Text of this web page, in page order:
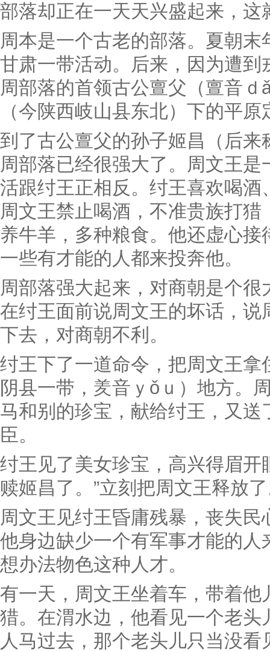
部落却正在一天天兴盛起来，这
周本是一个古老的部落。夏朝
甘肃一带活动。后来，因为遭
周部落的首领古公亶父（亶音
（今陕西岐山县东北）下的平
到了古公亶父的孙子姬昌（后
周部落已经很强大了。周文王
活跟纣王正相反。纣王喜欢喝
周文王禁止喝酒，不准贵族打
养牛羊，多种粮食。他还虚心
一些有才能的人都来投奔他。
周部落强大起来，对商朝是个
在纣王面前说周文王的坏话，
下去，对商朝不利。
纣王下了一道命令，把周文王
阴县一带，羑音ｙǒｕ）地方。
马和别的珍宝，献给纣王，又
臣。
纣王见了美女珍宝，高兴得眉开
赎姬昌了。”立刻把周文王释放
周文王见纣王昏庸残暴，丧失
他身边缺少一个有军事才能的
想办法物色这种人才。
有一天，周文王坐着车，带着
猎。在渭水边，他看见一个老
人马过去，那个老头儿只当没